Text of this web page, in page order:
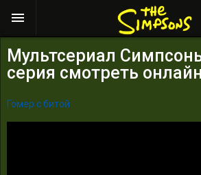
Мультсериал
серия смотреть онлайн
Гомер с битой